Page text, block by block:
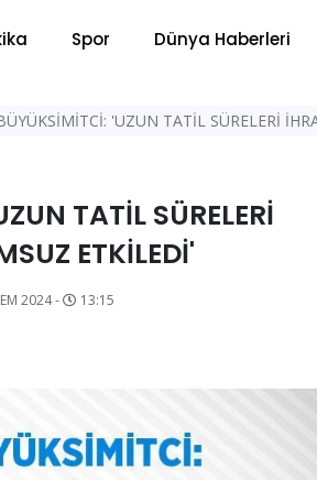
Spor Dünya Haberleri
'UZUN TATİL SÜRELERİ
TATİL SÜRELERİ
ETKİLEDİ'
2024 - 13:15